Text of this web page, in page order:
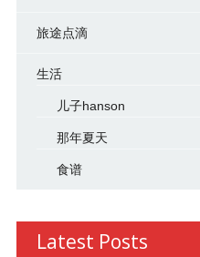
旅途点滴
生活
儿子hanson
那年夏天
食谱
Latest Posts